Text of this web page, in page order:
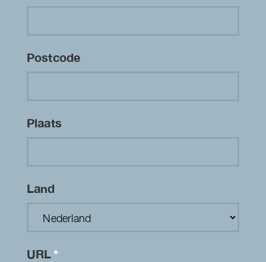
Postcode
Plaats
Land
URL*